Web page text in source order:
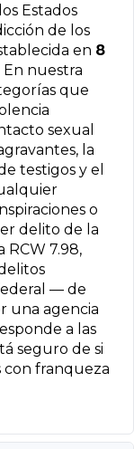
Estados
de los
en 8
En nuestra
que
sexual
la
testigos y el
o
delito de la
RCW 7.98,
— de
una agencia
a las
seguro de si
con franqueza